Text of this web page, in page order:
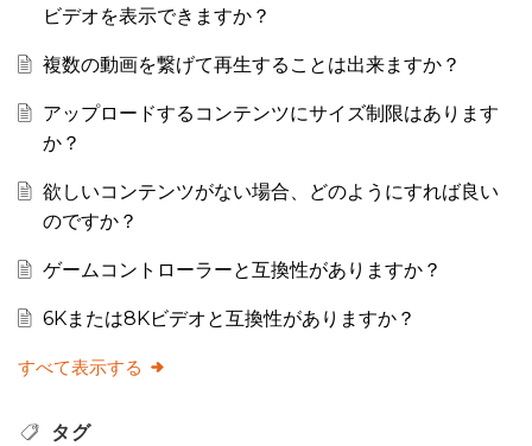
ビデオを表示できますか？
複数の動画を繋げて再生することは出来ますか？
アップロードするコンテンツにサイズ制限はあります
か？
欲しいコンテンツがない場合、どのようにすれば良い
のですか？
ゲームコントローラーと互換性がありますか？
6Kまたは8Kビデオと互換性がありますか？
すべて表示する
タグ